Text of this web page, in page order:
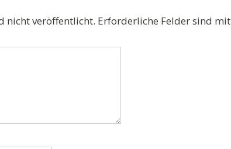
nicht veröffentlicht. Erforderliche Felder sind mit